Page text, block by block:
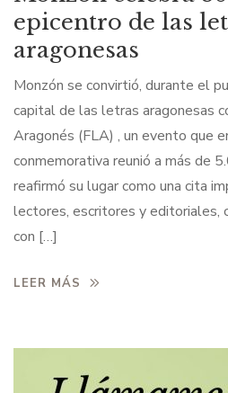
epicentro de las
aragonesas
Monzón se convirtió, durante el
capital de las letras aragonesas
Aragonés (FLA) , un evento que
conmemorativa reunió a más de
reafirmó su lugar como una cita
lectores, escritores y editoriales,
con […]
LEER MÁS